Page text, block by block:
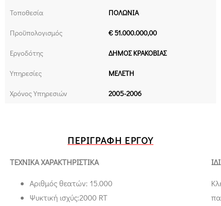
Τοποθεσία ΠΟΛΩΝΙΑ
Προϋπολογισμός € 51.000.000,00
Εργοδότης ΔΗΜΟΣ ΚΡΑΚΟΒΙΑΣ
Υπηρεσίες ΜΕΛΕΤΗ
Χρόνος Υπηρεσιών 2005-2006
ΠΕΡΙΓΡΑΦΉ ΈΡΓΟΥ
ΤΕΧΝΙΚΑ ΧΑΡΑΚΤΗΡΙΣΤΙΚΑ
Αριθμός θεατών: 15.000
Ψυκτική ισχύς:2000 RT